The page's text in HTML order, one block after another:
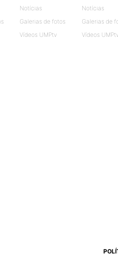
Notícias
Galerias de fotos
Vídeos UMPtv
Notícias
Galerias de
Vídeos